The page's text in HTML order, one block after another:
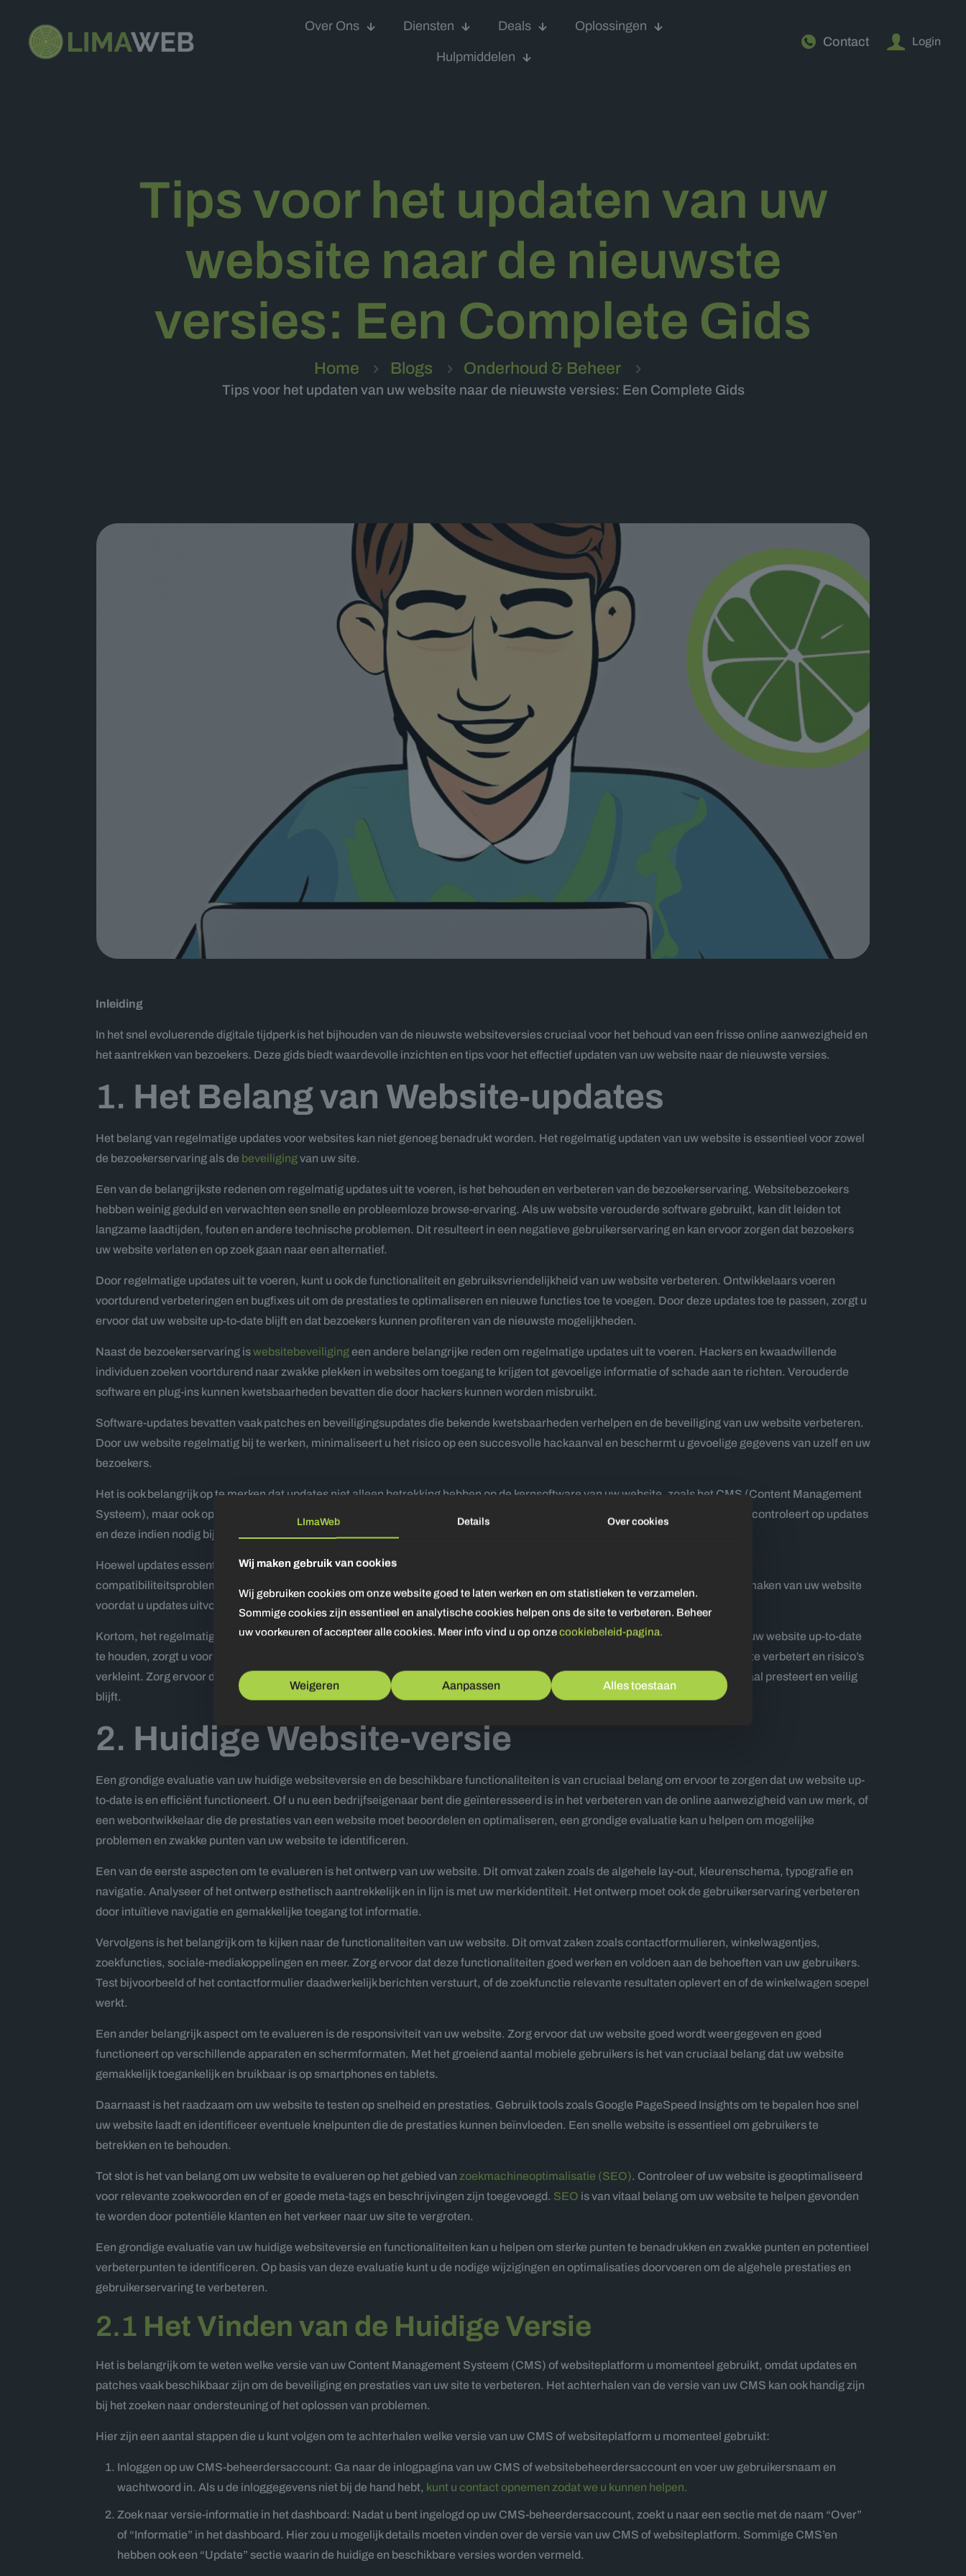
Over Ons Diensten Deals Oplossingen
Hulpmiddelen
Contact Login
Tips voor het updaten van uw
website naar de nieuwste
versies: Een Complete Gids
Home Blogs Onderhoud & Beheer
Tips voor het updaten van uw website naar de nieuwste versies: Een Complete Gids
Inleiding
In het snel evoluerende digitale tijdperk is het bijhouden van de nieuwste websiteversies cruciaal voor het behoud van een frisse online aanwezigheid en
het aantrekken van bezoekers. Deze gids biedt waardevolle inzichten en tips voor het effectief updaten van uw website naar de nieuwste versies.
1. Het Belang van Website-updates
Het belang van regelmatige updates voor websites kan niet genoeg benadrukt worden. Het regelmatig updaten van uw website is essentieel voor zowel
de bezoekerservaring als de beveiligingvan uw site.
Een van de belangrijkste redenen om regelmatig updates uit te voeren, is het behouden en verbeteren van de bezoekerservaring. Websitebezoekers
hebben weinig geduld en verwachten een snelle en probleemloze browse-ervaring. Als uw website verouderde software gebruikt, kan dit leiden tot
langzame laadtijden, fouten en andere technische problemen. Dit resulteert in een negatieve gebruikerservaring en kan ervoor zorgen dat bezoekers
uw website verlaten en op zoek gaan naar een alternatief.
Door regelmatige updates uit te voeren, kunt u ook de functionaliteit en gebruiksvriendelijkheid van uw website verbeteren. Ontwikkelaars voeren
voortdurend verbeteringen en bugfixes uit om de prestaties te optimaliseren en nieuwe functies toe te voegen. Door deze updates toe te passen, zorgt u
ervoor dat uw website up-to-date blijft en dat bezoekers kunnen profiteren van de nieuwste mogelijkheden.
Naast de bezoekerservaring iswebsitebeveiligingeen andere belangrijke reden om regelmatige updates uit te voeren. Hackers en kwaadwillende
individuen zoeken voortdurend naar zwakke plekken in websites om toegang te krijgen tot gevoelige informatie of schade aan te richten. Verouderde
software en plug-ins kunnen kwetsbaarheden bevatten die door hackers kunnen worden misbruikt.
Software-updates bevatten vaak patches en beveiligingsupdates die bekende kwetsbaarheden verhelpen en de beveiliging van uw website verbeteren.
Door uw website regelmatig bij te werken, minimaliseert u het risico op een succesvolle hackaanval en beschermt u gevoelige gegevens van uzelf en uw
bezoekers.
Het is ook belangrijk op te merken dat updates niet alleen betrekking hebben op de kernsoftware van uw website, zoals het CMS (Content Management
Systeem), maar ook op alle plug-ins, thema’s en andere extensies die u gebruikt. Zorg ervoor dat u al deze elementen regelmatig controleert op updates
en deze indien nodig bijwerkt.
Hoewel updates essentieel zijn, kunnen ze soms ook risico’s met zich meebrengen. Een slecht uitgevoerde update kan leiden tot
compatibiliteitsproblemen, crashes of andere problemen op uw website. Daarom is het belangrijk om altijd eerst een back-up te maken van uw website
voordat u updates uitvoert. Als er iets misgaat, kunt u uw site snel herstellen naar de vorige werkende staat.
Kortom, het regelmatig updaten van uw website is van cruciaal belang voor zowel de bezoekerservaring als de beveiliging. Door uw website up-to-date
te houden, zorgt u voor een snelle en probleemloze browse-ervaring voor uw bezoekers, terwijl u ook de beveiliging van uw website verbetert en risico’s
verkleint. Zorg ervoor dat u regelmatig controleert op updates en deze tijdig doorvoert om ervoor te zorgen dat uw website optimaal presteert en veilig
blijft.
2. Huidige Website-versie
Een grondige evaluatie van uw huidige websiteversie en de beschikbare functionaliteiten is van cruciaal belang om ervoor te zorgen dat uw website up-
to-date is en efficiënt functioneert. Of u nu een bedrijfseigenaar bent die geïnteresseerd is in het verbeteren van de online aanwezigheid van uw merk, of
een webontwikkelaar die de prestaties van een website moet beoordelen en optimaliseren, een grondige evaluatie kan u helpen om mogelijke
problemen en zwakke punten van uw website te identificeren.
Een van de eerste aspecten om te evalueren is het ontwerp van uw website. Dit omvat zaken zoals de algehele lay-out, kleurenschema, typografie en
navigatie. Analyseer of het ontwerp esthetisch aantrekkelijk en in lijn is met uw merkidentiteit. Het ontwerp moet ook de gebruikerservaring verbeteren
door intuïtieve navigatie en gemakkelijke toegang tot informatie.
Vervolgens is het belangrijk om te kijken naar de functionaliteiten van uw website. Dit omvat zaken zoals contactformulieren, winkelwagentjes,
zoekfuncties, sociale-mediakoppelingen en meer. Zorg ervoor dat deze functionaliteiten goed werken en voldoen aan de behoeften van uw gebruikers.
Test bijvoorbeeld of het contactformulier daadwerkelijk berichten verstuurt, of de zoekfunctie relevante resultaten oplevert en of de winkelwagen soepel
werkt.
Een ander belangrijk aspect om te evalueren is de responsiviteit van uw website. Zorg ervoor dat uw website goed wordt weergegeven en goed
functioneert op verschillende apparaten en schermformaten. Met het groeiend aantal mobiele gebruikers is het van cruciaal belang dat uw website
gemakkelijk toegankelijk en bruikbaar is op smartphones en tablets.
Daarnaast is het raadzaam om uw website te testen op snelheid en prestaties. Gebruik tools zoals Google PageSpeed Insights om te bepalen hoe snel
uw website laadt en identificeer eventuele knelpunten die de prestaties kunnen beïnvloeden. Een snelle website is essentieel om gebruikers te
betrekken en te behouden.
Tot slot is het van belang om uw website te evalueren op het gebied van zoekmachineoptimalisatie (SEO). Controleer of uw website is geoptimaliseerd
voor relevante zoekwoorden en of er goede meta-tags en beschrijvingen zijn toegevoegd. SEO is van vitaal belang om uw website te helpen gevonden
te worden door potentiële klanten en het verkeer naar uw site te vergroten.
Een grondige evaluatie van uw huidige websiteversie en functionaliteiten kan u helpen om sterke punten te benadrukken en zwakke punten en potentieel
verbeterpunten te identificeren. Op basis van deze evaluatie kunt u de nodige wijzigingen en optimalisaties doorvoeren om de algehele prestaties en
gebruikerservaring te verbeteren.
2.1 Het Vinden van de Huidige Versie
Het is belangrijk om te weten welke versie van uw Content Management Systeem (CMS) of websiteplatform u momenteel gebruikt, omdat updates en
patches vaak beschikbaar zijn om de beveiliging en prestaties van uw site te verbeteren. Het achterhalen van de versie van uw CMS kan ook handig zijn
bij het zoeken naar ondersteuning of het oplossen van problemen.
Hier zijn een aantal stappen die u kunt volgen om te achterhalen welke versie van uw CMS of websiteplatform u momenteel gebruikt:
Inloggen op uw CMS-beheerdersaccount: Ga naar de inlogpagina van uw CMS of websitebeheerdersaccount en voer uw gebruikersnaam en
wachtwoord in. Als u de inloggegevens niet bij de hand hebt, kunt u contact opnemen zodat we u kunnen helpen.
Zoek naar versie-informatie in het dashboard: Nadat u bent ingelogd op uw CMS-beheerdersaccount, zoekt u naar een sectie met de naam “Over”
of “Informatie” in het dashboard. Hier zou u mogelijk details moeten vinden over de versie van uw CMS of websiteplatform. Sommige CMS’en
hebben ook een “Update” sectie waarin de huidige en beschikbare versies worden vermeld.
LImaWeb Details Over cookies
Wij maken gebruik van cookies
Wij gebruiken cookies om onze website goed te laten werken en om statistieken te verzamelen.
Sommige cookies zijn essentieel en analytische cookies helpen ons de site te verbeteren. Beheer
uw voorkeuren of accepteer alle cookies. Meer info vind u op onzecookiebeleid-pagina.
Weigeren Aanpassen Alles toestaan